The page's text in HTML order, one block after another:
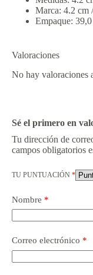
Marca: 4.2 cm
Empaque:
Valoraciones
No hay valoraciones
Sé el primero en
Tu dirección de
campos obligatorios
TU PUNTUACIÓN *
Nombre *
Correo electrónico *